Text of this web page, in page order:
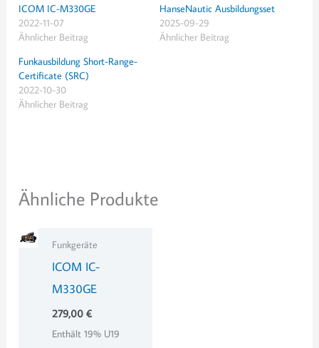
ICOM IC-M330GE
2022-11-07
Ähnlicher Beitrag
HanseNautic Ausbildungsset
2025-09-29
Ähnlicher Beitrag
Funkausbildung Short-Range-
Certificate (SRC)
2022-10-30
Ähnlicher Beitrag
Ähnliche Produkte
Funkgeräte
ICOM IC-
M330GE
279,00€
Enthält 19% U19